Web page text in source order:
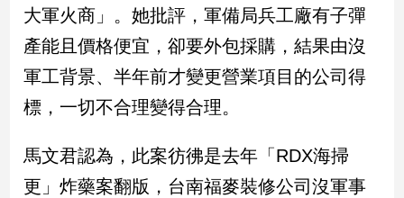
觀
點
南
灣
點
大軍火商」。她批評，軍備局兵工廠有子彈
產能且價格便宜，卻要外包採購，結果由沒
軍工背景、半年前才變更營業項目的公司得
標，一切不合理變得合理。
馬文君認為，此案彷彿是去年「RDX海掃
更」炸藥案翻版，台南福麥裝修公司沒軍事